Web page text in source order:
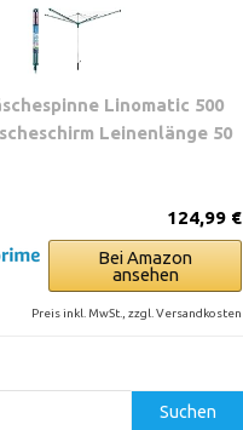
Linomatic 500
Leinenlänge 50
124,99 €
Bei Amazon
ansehen
Preis inkl. MwSt., zzgl. Versandkosten
Suchen